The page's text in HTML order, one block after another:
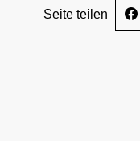
Seite teilen